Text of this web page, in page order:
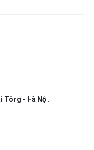
Tông - Hà Nội.